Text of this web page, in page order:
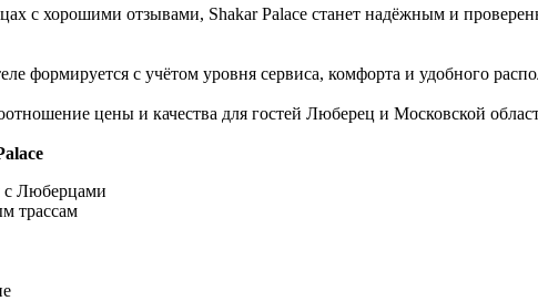
с хорошими отзывами, Shakar Palace станет надёжным и
формируется с учётом уровня сервиса, комфорта и удобного
цены и качества для гостей Люберец и Московской
с Люберцами
трассам